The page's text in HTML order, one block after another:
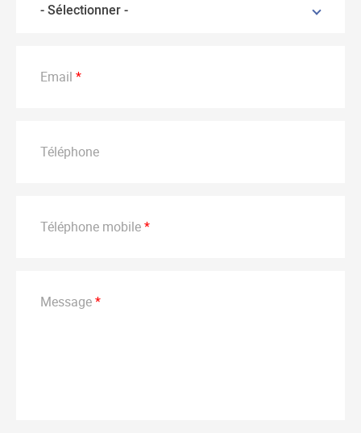
- Sélectionner -
Email
Téléphone
Téléphone mobile
Message